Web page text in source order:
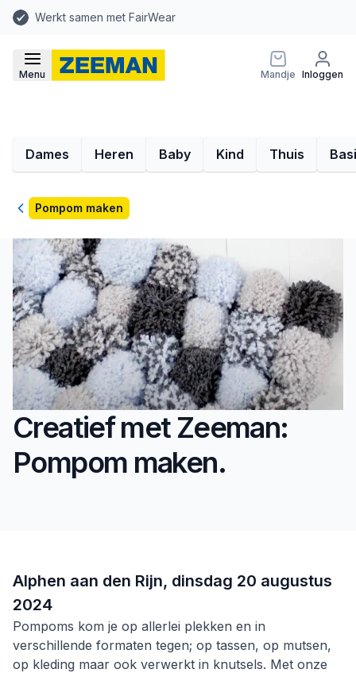
Werkt samen met FairWear
Menu Mandje Inloggen
Dames Heren Baby Kind Thuis
TerugPompom maken
Creatief met Zeeman:
Pompom maken.
Alphen aan den Rijn, dinsdag 20 augustus
2024
Pompoms kom je op allerlei plekken en in
verschillende formaten tegen; op tassen, op mutsen,
op kleding maar ook verwerkt in knutsels. Met onze